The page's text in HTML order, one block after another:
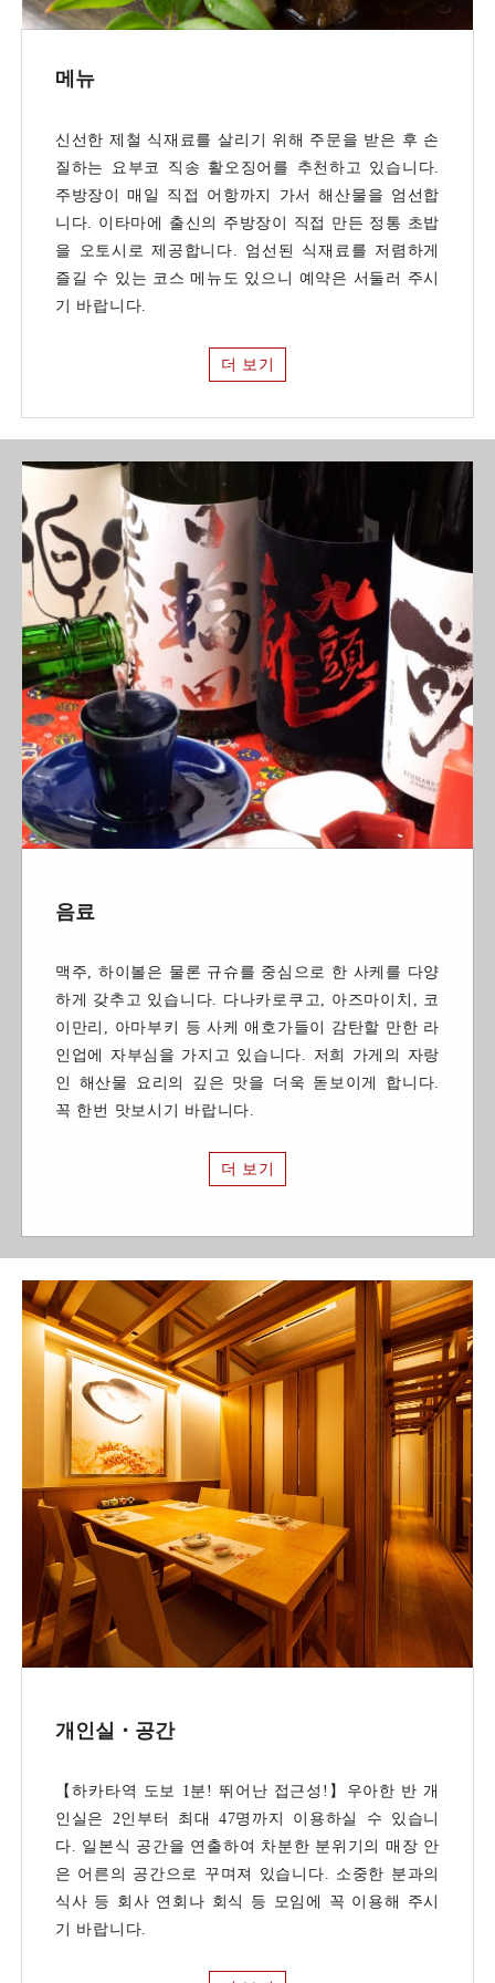
메뉴
신선한 제철 식재료를 살리기 위해 주문을 받은 후 손
질하는 요부코 직송 활오징어를 추천하고 있습니다.
주방장이 매일 직접 어항까지 가서 해산물을 엄선합
니다. 이타마에 출신의 주방장이 직접 만든 정통 초밥
을 오토시로 제공합니다. 엄선된 식재료를 저렴하게
즐길 수 있는 코스 메뉴도 있으니 예약은 서둘러 주시
기 바랍니다.
더 보기
음료
맥주, 하이볼은 물론 규슈를 중심으로 한 사케를 다양
하게 갖추고 있습니다. 다나카로쿠고, 아즈마이치, 코
이만리, 아마부키 등 사케 애호가들이 감탄할 만한 라
인업에 자부심을 가지고 있습니다. 저희 가게의 자랑
인 해산물 요리의 깊은 맛을 더욱 돋보이게 합니다.
꼭 한번 맛보시기 바랍니다.
더 보기
개인실・공간
【하카타역 도보 1분! 뛰어난 접근성!】우아한 반 개
인실은 2인부터 최대 47명까지 이용하실 수 있습니
다. 일본식 공간을 연출하여 차분한 분위기의 매장 안
은 어른의 공간으로 꾸며져 있습니다. 소중한 분과의
식사 등 회사 연회나 회식 등 모임에 꼭 이용해 주시
기 바랍니다.